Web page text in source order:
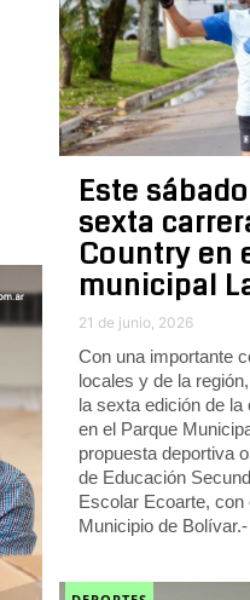
Este
sexta
Country en
municipal
21 de junio, 2026
Con una importante
locales y de la
la sexta edición de
en el Parque
propuesta deportiva
de Educación
Escolar Ecoarte,
Municipio de Bolívar.-